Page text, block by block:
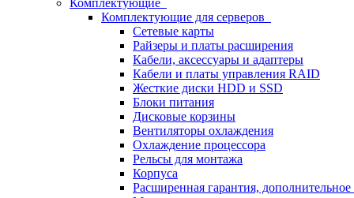
Комплектующие
Комплектующие для серверов
Сетевые карты
Райзеры и платы расширения
Кабели, аксессуары и адаптеры
Кабели и платы управления RAID
Жесткие диски HDD и SSD
Блоки питания
Дисковые корзины
Вентиляторы охлаждения
Охлаждение процессора
Рельсы для монтажа
Корпуса
Расширенная гарантия,